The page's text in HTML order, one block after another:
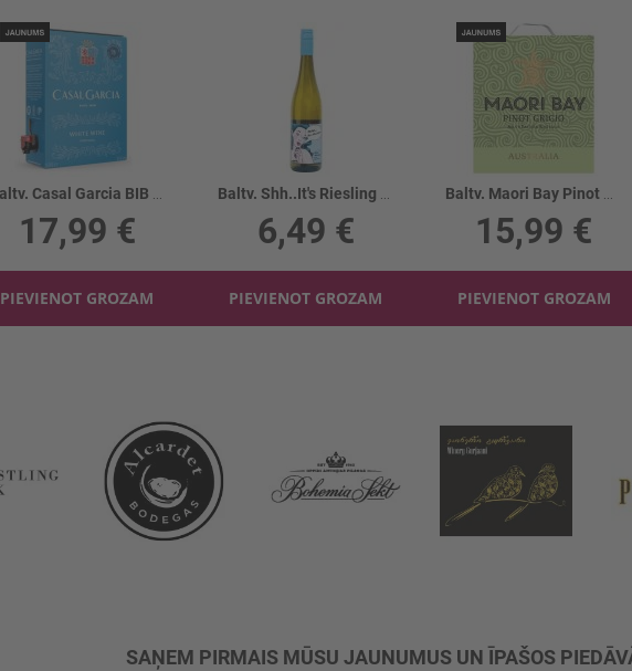
Baltv. Casal Garcia BIB 9.5%
17,99 €
PIEVIENOT GROZAM
Baltv. Shh..It's Riesling Qualitatswein11.5%
6,49 €
PIEVIENOT GROZAM
Baltv. Maori Bay Pinot Grigio 12%
15,99 €
PIEVIENOT GROZAM
SAŅEM PIRMAIS MŪSU JAUNUMUS UN ĪPAŠOS